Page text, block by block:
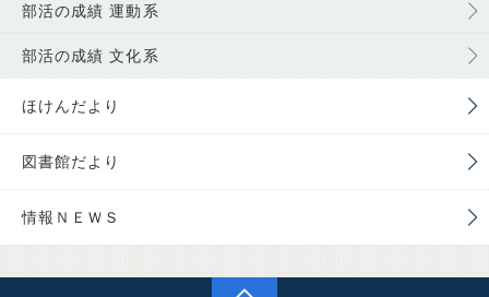
部活の成績 運動系
部活の成績 文化系
ほけんだより
図書館だより
情報ＮＥＷＳ